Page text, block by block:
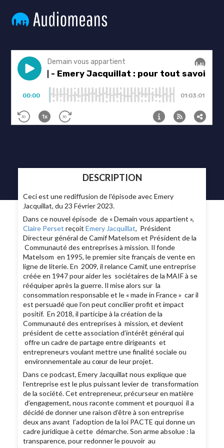
DESCRIPTION
Ceci est une rediffusion de l'épisode avec Emery
Jacquillat, du 23 Février 2023.
Dans ce nouvel épisode de « Demain vous appartient »,
Claire PersetreçoitEmery Jacquillat, Président
Directeur général de Camif Matelsom et Président de la
Communauté des entreprises à mission. Il fonde
Matelsom en 1995, le premier site français de vente en
ligne de literie. En 2009, il relance Camif, une entreprise
créée en 1947 pour aider les sociétaires de la MAIF à se
rééquiper après la guerre. Il mise alors sur la
consommation responsable et le « made in France » car il
est persuadé que l’on peut concilier profit et impact
positif. En 2018, il participe à la création de la
Communauté des entreprises à mission, et devient
président de cette association d’intérêt général qui
offre un cadre de partage entre dirigeants et
entrepreneurs voulant mettre une finalité sociale ou
environnementale au cœur de leur projet.
Dans ce podcast, Emery Jacquillat nous explique que
l’entreprise est le plus puissant levier de transformation
de la société. Cet entrepreneur, précurseur en matière
d’engagement, nous raconte comment et pourquoi il a
décidé de donner une raison d’être à son entreprise
deux ans avant l’adoption de la loi PACTE qui donne un
cadre juridique à cette démarche. Son arme absolue : la
transparence, pour redonner le pouvoir au